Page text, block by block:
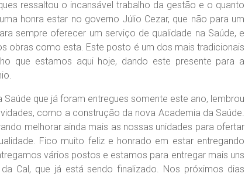
ressaltou o incansável trabalho da gestão e o quanto
honra estar no governo Júlio Cezar, que não para um
sempre oferecer um serviço de qualidade na Saúde, e
obras como esta. Este posto é um dos mais tradicionais
que estamos aqui hoje, dando este presente para a
que já foram entregues somente este ano, lembrou
como a construção da nova Academia da Saúde.
melhorar ainda mais as nossas unidades para ofertar
Fico muito feliz e honrado em estar entregando
vários postos e estamos para entregar mais uns
Cal, que já está sendo finalizado. Nos próximos dias